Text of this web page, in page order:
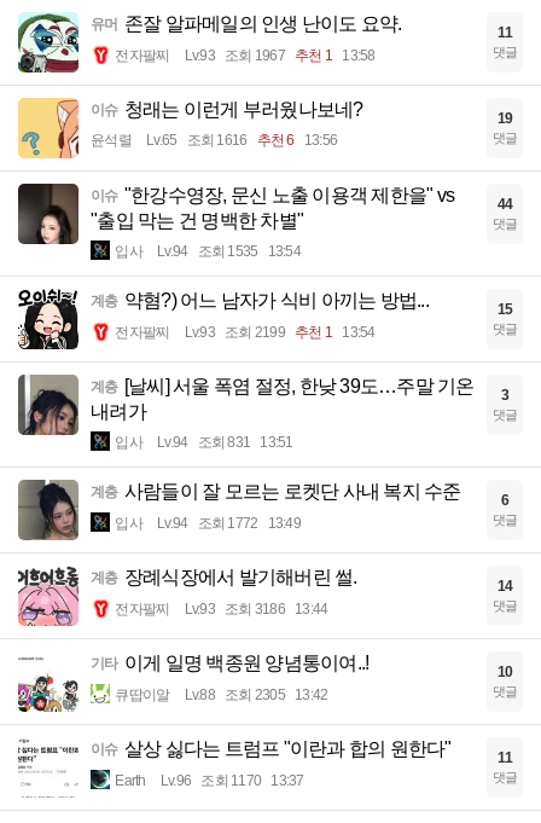
유머 존잘 알파메일의 인생 난이도 요약.
전자팔찌 Lv.93 조회 1967 추천 1 13:58
11
댓글
이슈 청래는 이런게 부러웠나보네?
윤석렬 Lv.65 조회 1616 추천 6 13:56
19
댓글
이슈 "한강수영장, 문신 노출 이용객 제한을" vs
"출입 막는 건 명백한 차별"
입사 Lv.94 조회 1535 13:54
44
댓글
계층 약혐?) 어느 남자가 식비 아끼는 방법...
전자팔찌 Lv.93 조회 2199 추천 1 13:54
15
댓글
계층 [날씨] 서울 폭염 절정, 한낮 39도…주말 기온
내려가
입사 Lv.94 조회 831 13:51
3
댓글
계층 사람들이 잘 모르는 로켓단 사내 복지 수준
입사 Lv.94 조회 1772 13:49
6
댓글
계층 장례식장에서 발기해버린 썰.
전자팔찌 Lv.93 조회 3186 13:44
14
댓글
기타 이게 일명 백종원 양념통이여..!
큐땁이알 Lv.88 조회 2305 13:42
10
댓글
이슈 살상 싫다는 트럼프 "이란과 합의 원한다"
Earth Lv.96 조회 1170 13:37
11
댓글